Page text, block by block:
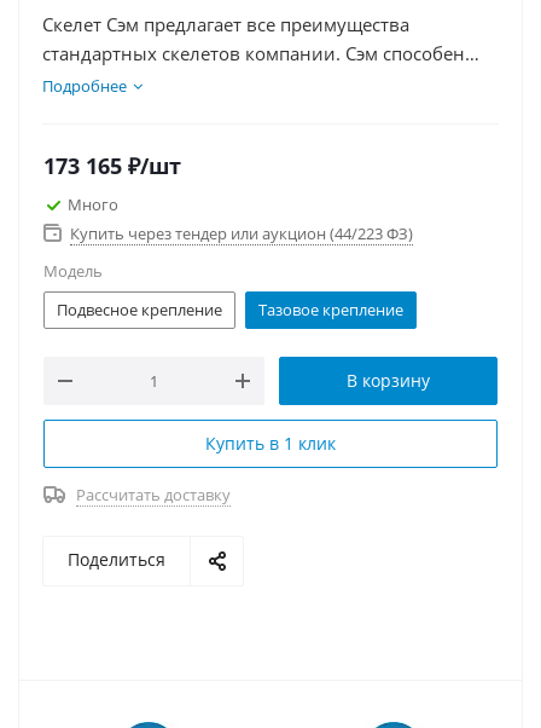
Скелет Сэм предлагает все преимущества
стандартных скелетов компании. Сэм способен
демонстрировать движения черепа благодаря
естественные позы тела. Предусмотрена 3D
визуализация. Рост — 176 и 192 см
Подробнее
173 165 ₽/шт
Много
Купить через тендер или аукцион (44/223 ФЗ)
Модель
Подвесное крепление
Тазовое крепление
В корзину
Купить в 1 клик
Рассчитать доставку
Поделиться